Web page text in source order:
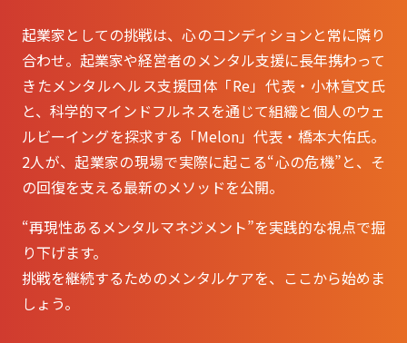
起業家としての挑戦は、心のコンディションと常に隣り
合わせ。起業家や経営者のメンタル支援に長年携わって
きたメンタルヘルス支援団体「Re」代表・小林宣文氏
と、科学的マインドフルネスを通じて組織と個人のウェ
ルビーイングを探求する「Melon」代表・橋本大佑氏。
2人が、起業家の現場で実際に起こる“心の危機”と、そ
の回復を支える最新のメソッドを公開。
“再現性あるメンタルマネジメント”を実践的な視点で掘
り下げます。
挑戦を継続するためのメンタルケアを、ここから始めま
しょう。